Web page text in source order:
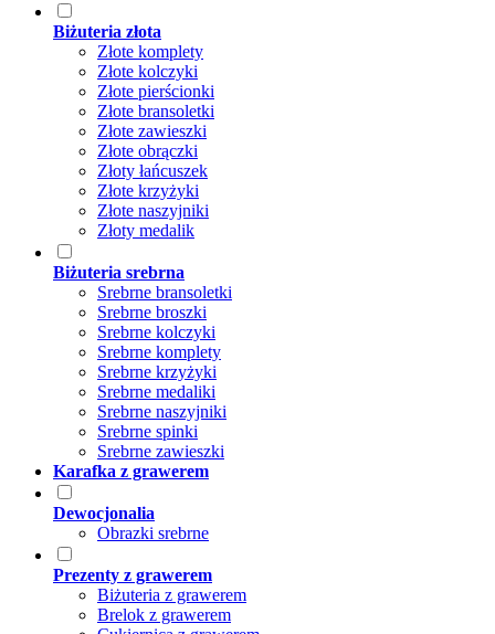
Biżuteria złota
Złote komplety
Złote kolczyki
Złote pierścionki
Złote bransoletki
Złote zawieszki
Złote obrączki
Złoty łańcuszek
Złote krzyżyki
Złote naszyjniki
Złoty medalik
Biżuteria srebrna
Srebrne bransoletki
Srebrne broszki
Srebrne kolczyki
Srebrne komplety
Srebrne krzyżyki
Srebrne medaliki
Srebrne naszyjniki
Srebrne spinki
Srebrne zawieszki
Karafka z grawerem
Dewocjonalia
Obrazki srebrne
Prezenty z grawerem
Biżuteria z grawerem
Brelok z grawerem